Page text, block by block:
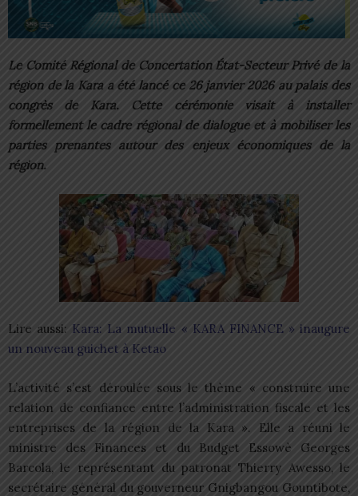
Le Comité Régional de Concertation État-Secteur Privé de la
région de la Kara a été lancé ce 26 janvier 2026 au palais des
congrès de Kara. Cette cérémonie visait à installer
formellement le cadre régional de dialogue et à mobiliser les
parties prenantes autour des enjeux économiques de la
région.
Lire aussi: Kara: La mutuelle « KARA FINANCE » inaugure
un nouveau guichet à Ketao
L’activité s’est déroulée sous le thème « construire une
relation de confiance entre l’administration fiscale et les
entreprises de la région de la Kara ». Elle a réuni le
ministre des Finances et du Budget Essowè Georges
Barcola, le représentant du patronat Thierry Awesso, le
secrétaire général du gouverneur Gnigbangou Gountibote,